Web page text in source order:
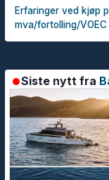
Erfaringer ved kjøp
mva/fortolling/VOEC
Siste nytt fra